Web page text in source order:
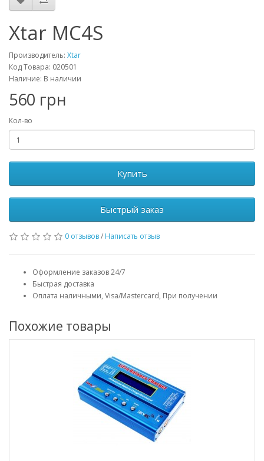
Xtar MC4S
Производитель: Xtar
Код Товара: 020501
Наличие: В наличии
560 грн
Кол-во
Купить
Быстрый заказ
0 отзывов/ Написать отзыв
Оформление заказов 24/7
Быстрая доставка
Оплата наличными, Visa/Mastercard, При получении
Похожие товары